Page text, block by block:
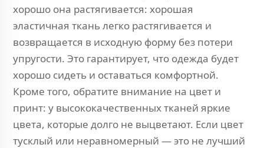
хорошо она растягивается: хорошая
эластичная ткань легко растягивается и
возвращается в исходную форму без потери
упругости. Это гарантирует, что одежда будет
хорошо сидеть и оставаться комфортной.
Кроме того, обратите внимание на цвет и
принт: у высококачественных тканей яркие
цвета, которые долго не выцветают. Если цвет
тусклый или неравномерный — это не лучший